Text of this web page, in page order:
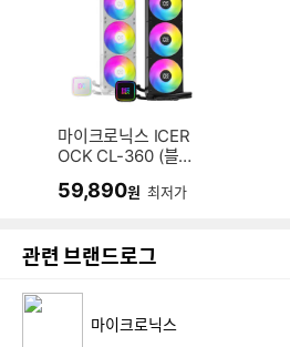
마이크로닉스 ICER
OCK CL-360 (블
59,890원 최저가
관련 브랜드로그
마이크로닉스